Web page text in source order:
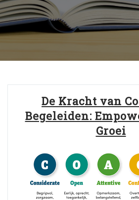
De Kracht van
Begeleiden:
Groei